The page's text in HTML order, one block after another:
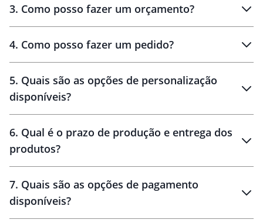
personalizados
3. Como posso fazer um orçamento?
brinde
personalização
4. Como posso fazer um pedido?
amostra virtual
5. Quais são as opções de personalização
disponíveis?
6. Qual é o prazo de produção e entrega dos
produtos?
10 dias
brinde
48 horas
7. Quais são as opções de pagamento
disponíveis?